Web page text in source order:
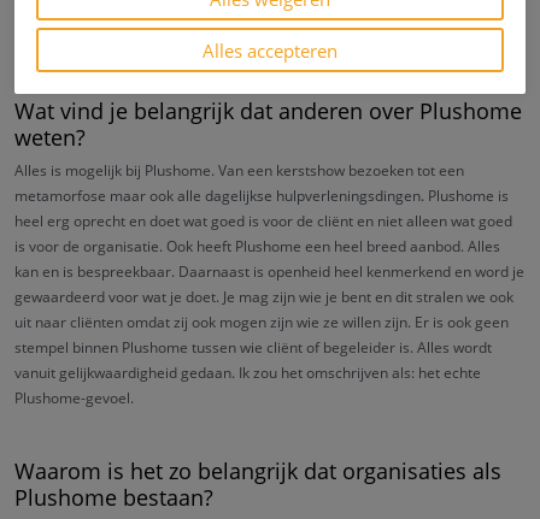
iemand in zijn kracht staan en dat is toch waar je het voor doet. Heel mooi
om deel van uit te maken. Ook was het een hele gezellige dag.
Wat vind je belangrijk dat anderen over Plushome
weten?
Alles is mogelijk bij Plushome. Van een kerstshow bezoeken tot een
metamorfose maar ook alle dagelijkse hulpverleningsdingen. Plushome is
heel erg oprecht en doet wat goed is voor de cliënt en niet alleen wat goed
is voor de organisatie. Ook heeft Plushome een heel breed aanbod. Alles
kan en is bespreekbaar. Daarnaast is openheid heel kenmerkend en word je
gewaardeerd voor wat je doet. Je mag zijn wie je bent en dit stralen we ook
uit naar cliënten omdat zij ook mogen zijn wie ze willen zijn. Er is ook geen
stempel binnen Plushome tussen wie cliënt of begeleider is. Alles wordt
vanuit gelijkwaardigheid gedaan. Ik zou het omschrijven als: het echte
Plushome-gevoel.
Waarom is het zo belangrijk dat organisaties als
Plushome bestaan?
Alles accepteren